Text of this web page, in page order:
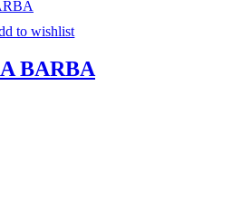
to wishlist
BARBA